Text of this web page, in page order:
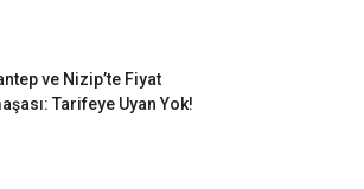
ve Nizip’te Fiyat
Tarifeye Uyan Yok!